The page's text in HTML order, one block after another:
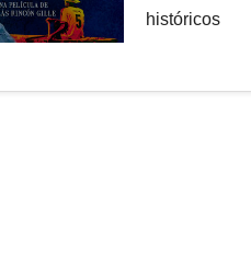
históricos